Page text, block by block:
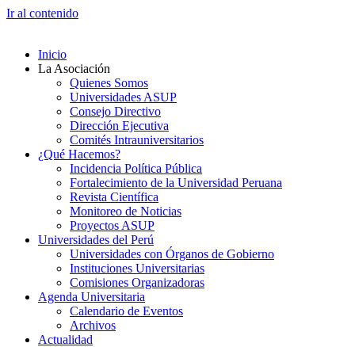
Ir al contenido
Inicio
La Asociación
Quienes Somos
Universidades ASUP
Consejo Directivo
Dirección Ejecutiva
Comités Intrauniversitarios
¿Qué Hacemos?
Incidencia Política Pública
Fortalecimiento de la Universidad Peruana
Revista Científica
Monitoreo de Noticias
Proyectos ASUP
Universidades del Perú
Universidades con Órganos de Gobierno
Instituciones Universitarias
Comisiones Organizadoras
Agenda Universitaria
Calendario de Eventos
Archivos
Actualidad